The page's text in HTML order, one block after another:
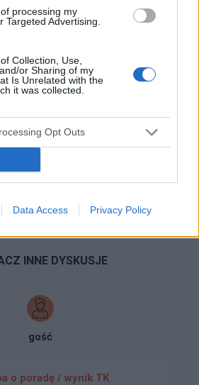
processing my
Targeted Advertising.
Collection, Use,
or Sharing of my
Is Unrelated with the
it was collected.
Opt Outs
Data Access Privacy Policy
graficznego: jpg, jpeg , png.
przekraczać 0.6MB.
o odpowiedzi
INNE DYSKUSJE
gość
o poradę / wynik TK